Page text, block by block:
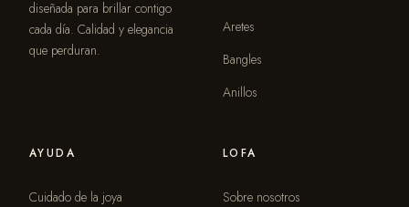
diseñada para brillar contigo
cada día. Calidad y elegancia
que perduran.
Aretes
Bangles
Anillos
AYUDA
Cuidado de la joya
LOFA
Sobre nosotros